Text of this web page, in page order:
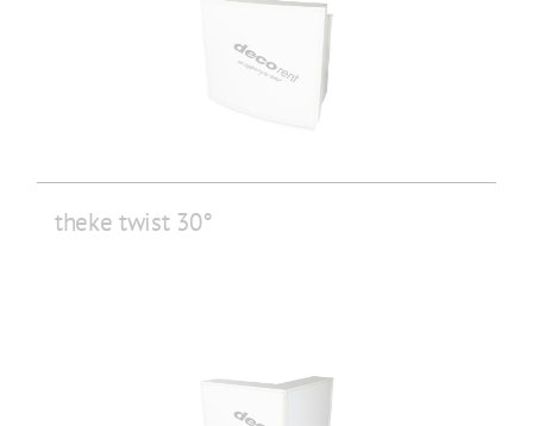
theke twist 30°